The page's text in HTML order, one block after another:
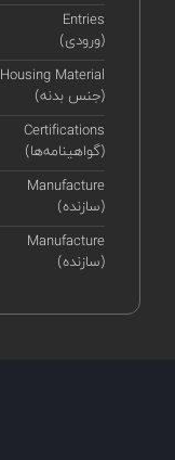
Entries
(ورودی)
Housing Material
(جنس بدنه)
Certifications
(گواهینامه‌ها)
Manufacture
(سازنده)
Manufacture
(سازنده)